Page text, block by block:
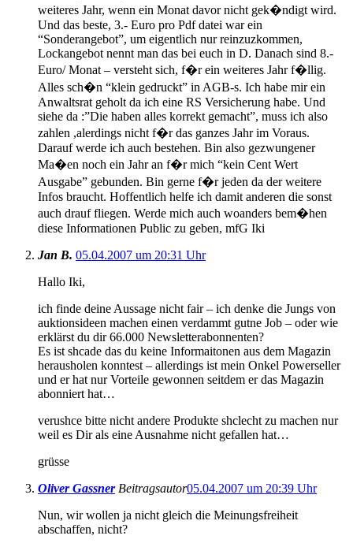
weiteres Jahr, wenn ein Monat davor nicht gek�ndigt wird.
Und das beste, 3.- Euro pro Pdf datei war ein
“Sonderangebot”, um eigentlich nur reinzuzkommen,
Lockangebot nennt man das bei euch in D. Danach sind 8.-
Euro/ Monat – versteht sich, f�r ein weiteres Jahr f�llig.
Alles sch�n “klein gedruckt” in AGB-s. Ich habe mir ein
Anwaltsrat geholt da ich eine RS Versicherung habe. Und
siehe da :”Die haben alles korrekt gemacht”, muss ich also
zahlen ,alerdings nicht f�r das ganzes Jahr im Voraus.
Darauf werde ich auch bestehen. Bin also gezwungener
Ma�en noch ein Jahr an f�r mich “kein Cent Wert
Ausgabe” gebunden. Bin gerne f�r jeden da der weitere
Infos braucht. Hoffentlich helfe ich damit anderen die sonst
auch drauf fliegen. Werde mich auch woanders bem�hen
diese Informationen Public zu geben, mfG Iki
Jan B. 05.04.2007 um 20:31 Uhr
Hallo Iki,
ich finde deine Aussage nicht fair – ich denke die Jungs von
auktionsideen machen einen verdammt gutne Job – oder wie
erklärst du dir 66.000 Newsletterabonnenten?
Es ist shcade das du keine Informaitonen aus dem Magazin
herausholen konntest – allerdings ist mein Onkel Powerseller
und er hat nur Vorteile gewonnen seitdem er das Magazin
abonniert hat…
verushce bitte nicht andere Produkte shclecht zu machen nur
weil es Dir als eine Ausnahme nicht gefallen hat…
grüsse
Oliver Gassner Beitragsautor05.04.2007 um 20:39 Uhr
Nun, wir wollen ja nicht gleich die Meinungsfreiheit
abschaffen, nicht?